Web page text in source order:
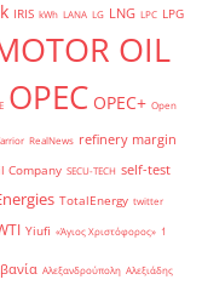
IRIS kWh LANA LG LNG LPC LPG
OIL
OPEC OPEC+ Open
RealNews refinery margin
Company SECU-TECH self-test
TotalEnergy twitter
Yiufi «Άγιος Χριστόφορος» ΄1
Αλεξανδρούπολη Αλεξιάδης